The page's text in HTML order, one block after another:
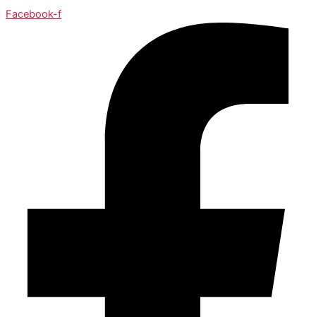
Facebook-f